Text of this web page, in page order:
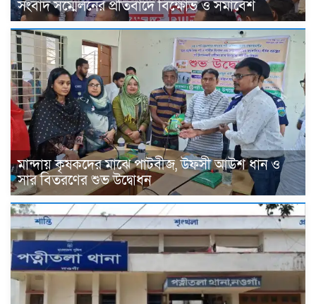
সংবাদ সম্মেলনের প্রতিবাদে বিক্ষোভ ও সমাবেশ
মান্দায় কৃষকদের মাঝে পাটবীজ, উফসী আউশ ধান ও
সার বিতরণের শুভ উদ্বোধন